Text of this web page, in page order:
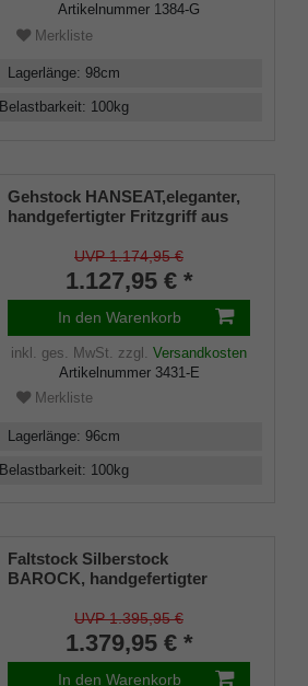
Artikelnummer 1384-G
Merkliste
Lagerlänge: 98cm
Belastbarkeit: 100kg
Gehstock HANSEAT,eleganter,
handgefertigter Fritzgriff aus
mit Gravurplatten beidseitig,
Stock aus echtem, poliertem
Makassar-Ebenholz, inkl.
elegantem Spezialpuffer.
UVP 1.174,95 €
1.127,95 € *
In den Warenkorb
inkl. ges. MwSt. zzgl. Versandkosten
Artikelnummer 3431-E
Merkliste
Lagerlänge: 96cm
Belastbarkeit: 100kg
Faltstock Silberstock
BAROCK, handgefertigter
Sterlingsilber, fein ziseliert,
Stock aus edlem Ebenholz,
Manufakturarbeit
UVP 1.395,95 €
1.379,95 € *
In den Warenkorb